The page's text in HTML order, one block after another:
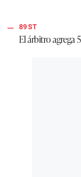
89 ST
El árbitro agrega